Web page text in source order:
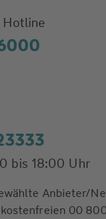
bis 18:00 Uhr
Anbieter/
00